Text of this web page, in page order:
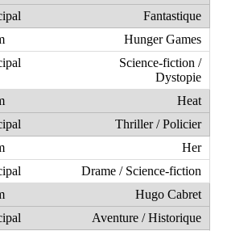
Fantastique
Hunger Games
Science-fiction /
Dystopie
Heat
Thriller / Policier
Her
Drame / Science-fiction
Hugo Cabret
Aventure / Historique